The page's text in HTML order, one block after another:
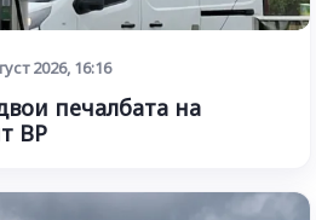
2026, 16:16
печалбата на
BP